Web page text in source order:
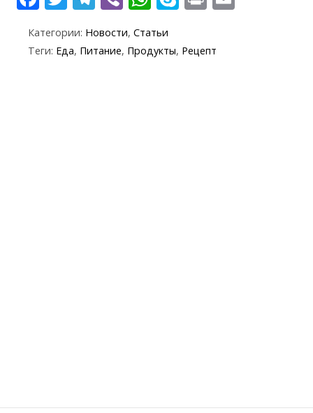
e itt
er
e er at
s
y t
Категории: Новости, Статьи
Теги: Еда, Питание, Продукты, Рецепт